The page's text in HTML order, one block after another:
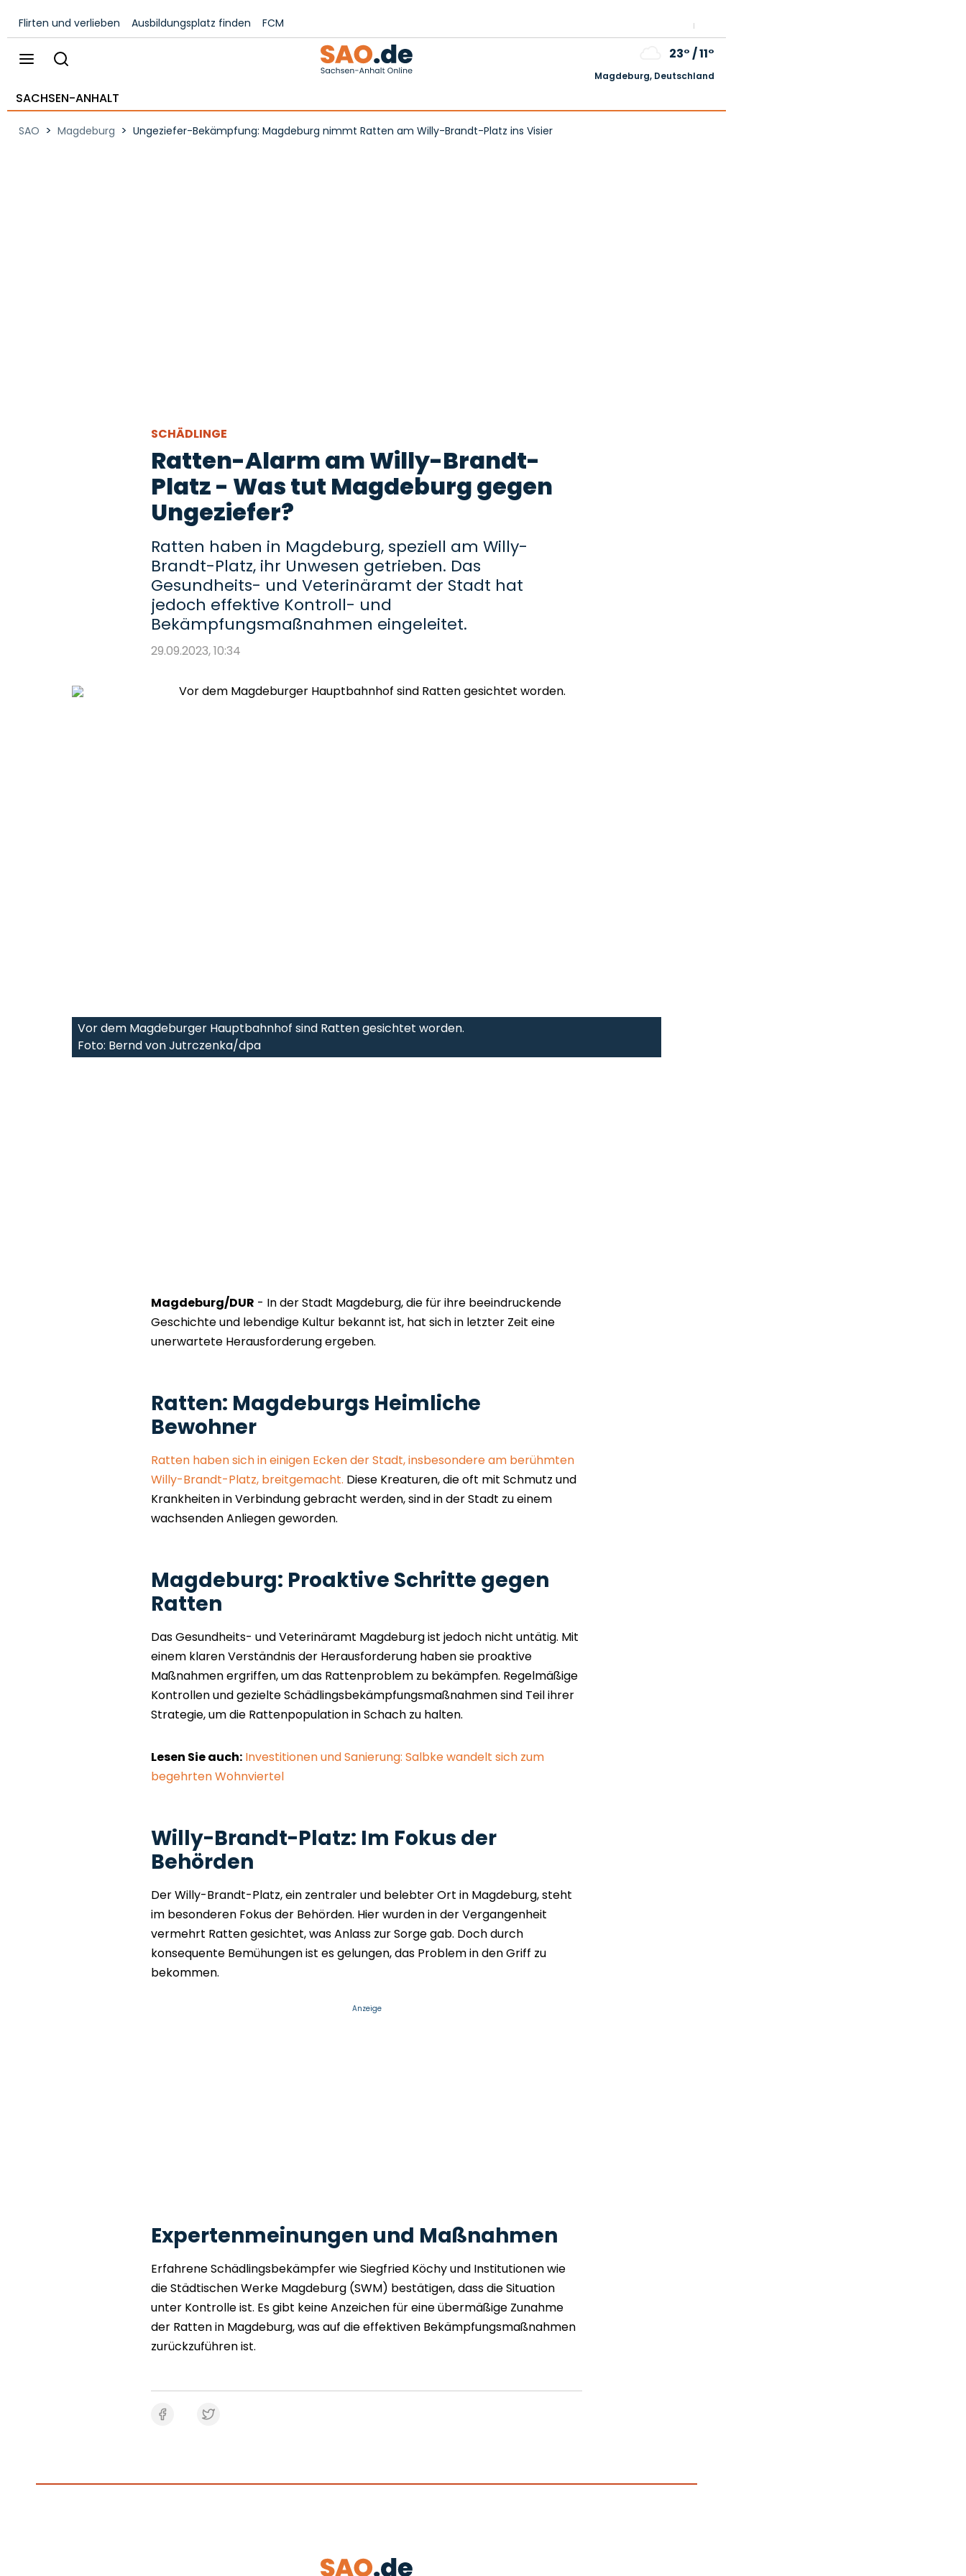
Flirten und verlieben Ausbildungsplatz finden FCM
23°/11°
Magdeburg, Deutschland
SACHSEN-ANHALT
SAO > Magdeburg > Ungeziefer-Bekämpfung: Magdeburg nimmt Ratten am Willy-Brandt-Platz ins Visier
SCHÄDLINGE
Ratten-Alarm am Willy-Brandt-
Platz - Was tut Magdeburg gegen
Ungeziefer?
Ratten haben in Magdeburg, speziell am Willy-
Brandt-Platz, ihr Unwesen getrieben. Das
Gesundheits- und Veterinäramt der Stadt hat
jedoch effektive Kontroll- und
Bekämpfungsmaßnahmen eingeleitet.
29.09.2023, 10:34
Vor dem Magdeburger Hauptbahnhof sind Ratten gesichtet worden.
Foto: Bernd von Jutrczenka/dpa
Magdeburg/DUR - In der Stadt Magdeburg, die für ihre beeindruckende
Geschichte und lebendige Kultur bekannt ist, hat sich in letzter Zeit eine
unerwartete Herausforderung ergeben.
Ratten: Magdeburgs Heimliche
Bewohner
Ratten haben sich in einigen Ecken der Stadt, insbesondere am berühmten
Willy-Brandt-Platz, breitgemacht. Diese Kreaturen, die oft mit Schmutz und
Krankheiten in Verbindung gebracht werden, sind in der Stadt zu einem
wachsenden Anliegen geworden.
Magdeburg: Proaktive Schritte gegen
Ratten
Das Gesundheits- und Veterinäramt Magdeburg ist jedoch nicht untätig. Mit
einem klaren Verständnis der Herausforderung haben sie proaktive
Maßnahmen ergriffen, um das Rattenproblem zu bekämpfen. Regelmäßige
Kontrollen und gezielte Schädlingsbekämpfungsmaßnahmen sind Teil ihrer
Strategie, um die Rattenpopulation in Schach zu halten.
Lesen Sie auch: Investitionen und Sanierung: Salbke wandelt sich zum
begehrten Wohnviertel
Willy-Brandt-Platz: Im Fokus der
Behörden
Der Willy-Brandt-Platz, ein zentraler und belebter Ort in Magdeburg, steht
im besonderen Fokus der Behörden. Hier wurden in der Vergangenheit
vermehrt Ratten gesichtet, was Anlass zur Sorge gab. Doch durch
konsequente Bemühungen ist es gelungen, das Problem in den Griff zu
bekommen.
Anzeige
Expertenmeinungen und Maßnahmen
Erfahrene Schädlingsbekämpfer wie Siegfried Köchy und Institutionen wie
die Städtischen Werke Magdeburg (SWM) bestätigen, dass die Situation
unter Kontrolle ist. Es gibt keine Anzeichen für eine übermäßige Zunahme
der Ratten in Magdeburg, was auf die effektiven Bekämpfungsmaßnahmen
zurückzuführen ist.